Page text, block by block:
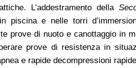
L’addestramento della
piscina e nelle torri
prove di nuoto e canottaggio in
prove di resistenza in
e rapide decompressioni